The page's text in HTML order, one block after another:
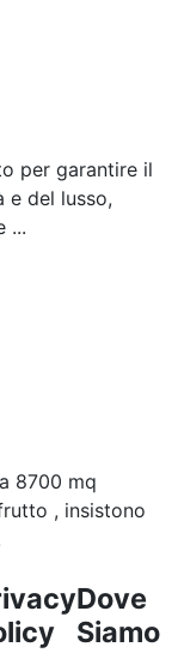
per garantire il
e del lusso,
...
8700 mq
, insistono
Dove
Siamo